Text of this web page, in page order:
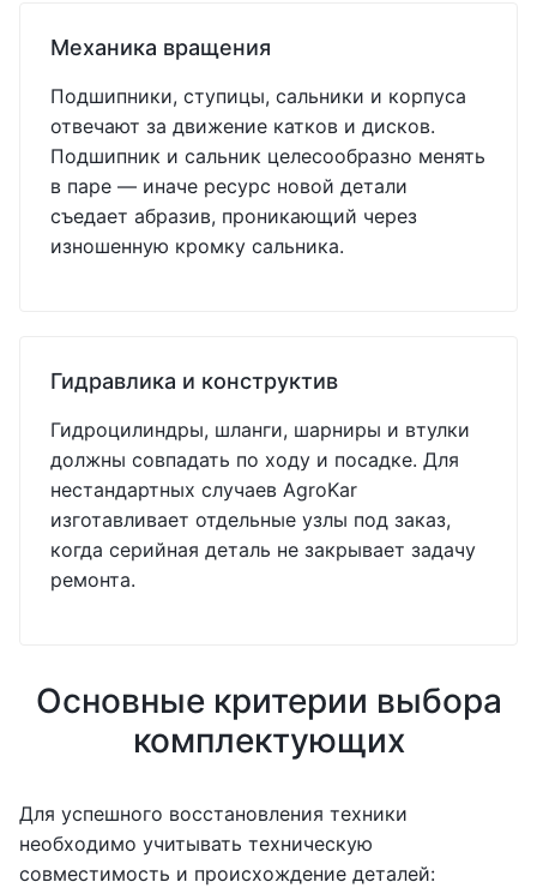
Механика вращения
Подшипники, ступицы, сальники и корпуса
отвечают за движение катков и дисков.
Подшипник и сальник целесообразно менять
в паре — иначе ресурс новой детали
съедает абразив, проникающий через
изношенную кромку сальника.
Гидравлика и конструктив
Гидроцилиндры, шланги, шарниры и втулки
должны совпадать по ходу и посадке. Для
нестандартных случаев AgroKar
изготавливает отдельные узлы под заказ,
когда серийная деталь не закрывает задачу
ремонта.
Основные критерии выбора
комплектующих
Для успешного восстановления техники
необходимо учитывать техническую
совместимость и происхождение деталей: